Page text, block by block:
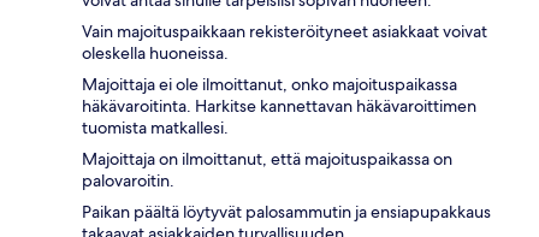
Vain majoituspaikkaan rekisteröityneet asiakkaat voivat
oleskella huoneissa.
Majoittaja ei ole ilmoittanut, onko majoituspaikassa
häkävaroitinta. Harkitse kannettavan häkävaroittimen
tuomista matkallesi.
Majoittaja on ilmoittanut, että majoituspaikassa on
palovaroitin.
Paikan päältä löytyvät palosammutin ja ensiapupakkaus